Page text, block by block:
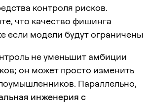
контроля рисков.
что качество фишинга
если модели будут ограничены
не уменьшит амбиции
он может просто изменить
Параллельно,
инженерия с